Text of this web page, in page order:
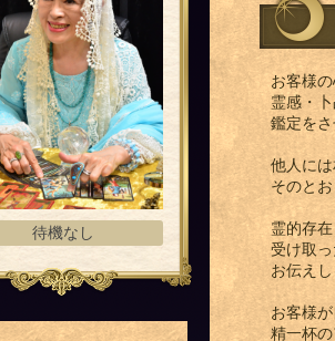
待機なし
お客様
霊感・
鑑定をさ
他人に
そのと
霊的存
受け取
お伝えし
お客様
精一杯の